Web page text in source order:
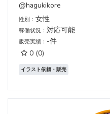
@hagukikore
性別： 女性
稼働状況： 対応可能
販売実績： -件
0 (0)
イラスト依頼・販売